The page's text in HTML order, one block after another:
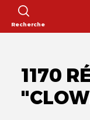
Recherche
1170